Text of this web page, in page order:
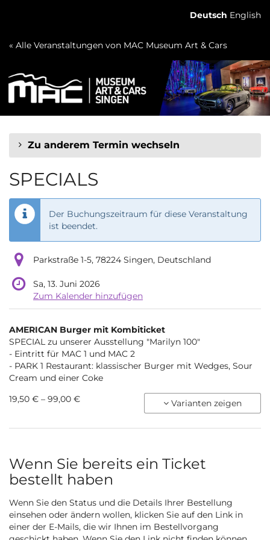
springen
Deutsch English
« Alle Veranstaltungen von MAC Museum Art & Cars
Zu anderem Termin wechseln
SPECIALS
Der Buchungszeitraum für diese Veranstaltung
ist beendet.
Parkstraße 1-5, 78224 Singen, Deutschland
Sa, 13. Juni 2026
Zum Kalender hinzufügen
Unkategorisierte
Produkte
AMERICAN Burger mit Kombiticket
SPECIAL zu unserer Ausstellung "Marilyn 100"
- Eintritt für MAC 1 und MAC 2
- PARK 1 Restaurant: klassischer Burger mit Wedges, Sour
Cream und einer Coke
von
19,50 € – 99,00 € Varianten zeigen
Wenn Sie bereits ein Ticket
bestellt haben
Wenn Sie den Status und die Details Ihrer Bestellung
einsehen oder ändern wollen, klicken Sie auf den Link in
einer der E-Mails, die wir Ihnen im Bestellvorgang